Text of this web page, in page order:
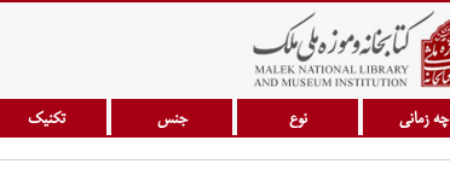
چه زمانی نوع جنس تکنیک